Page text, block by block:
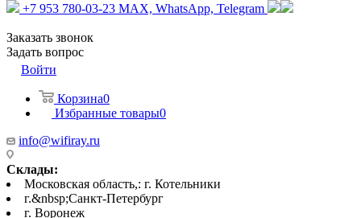
+7 953 780-03-23 MAX, WhatsApp, Telegram
Заказать звонок
Задать вопрос
Войти
Корзина0
Избранные товары0
info@wifiray.ru
Склады:
Московская область,: г. Котельники
г.&nbsp;Санкт-Петербург
г. Воронеж